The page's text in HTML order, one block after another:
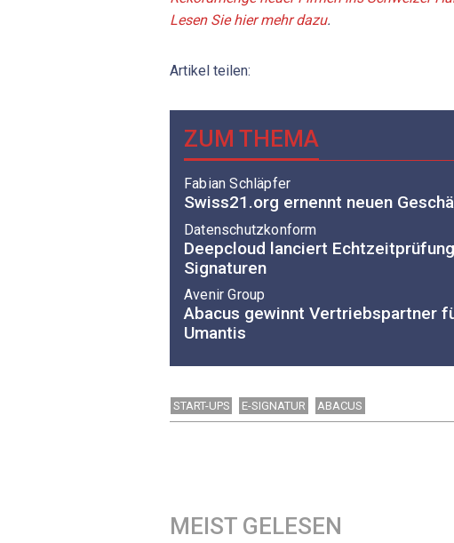
Lesen Sie hier mehr dazu.
Artikel teilen:
ZUM THEMA
Fabian Schläpfer
Swiss21.org ernennt neuen
Datenschutzkonform
Deepcloud lanciert
Signaturen
Avenir Group
Abacus gewinnt Vertriebspartner
Umantis
START-UPS E-SIGNATUR ABACUS
MEIST GELESEN